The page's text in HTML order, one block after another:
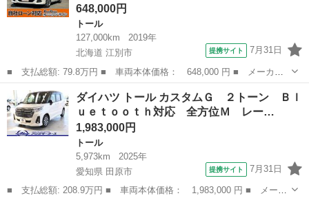
648,000円
トール
127,000km
2019年
北海道 江別市
提携サイト 7月31日
■ 支払総額: 79.8万円 ■ 車両本体価格： 648,000 円 ■ メーカー
名： ダイハツ ■ 車種名： トール ■ グレード名： Ｘ ＳＡＩ
ＩＩ 車検整備付 キーレス スマートキー アイドリングストッ
プ ＡＢＳ ４...
北海道 江別市 トール
ダイハツ トール カスタムＧ ２トーン Ｂｌ
ｕｅｔｏｏｔｈ対応 全方位Ｍ レー…
1,983,000円
トール
5,973km
2025年
愛知県 田原市
提携サイト 7月31日
■ 支払総額: 208.9万円 ■ 車両本体価格： 1,983,000 円 ■ メーカ